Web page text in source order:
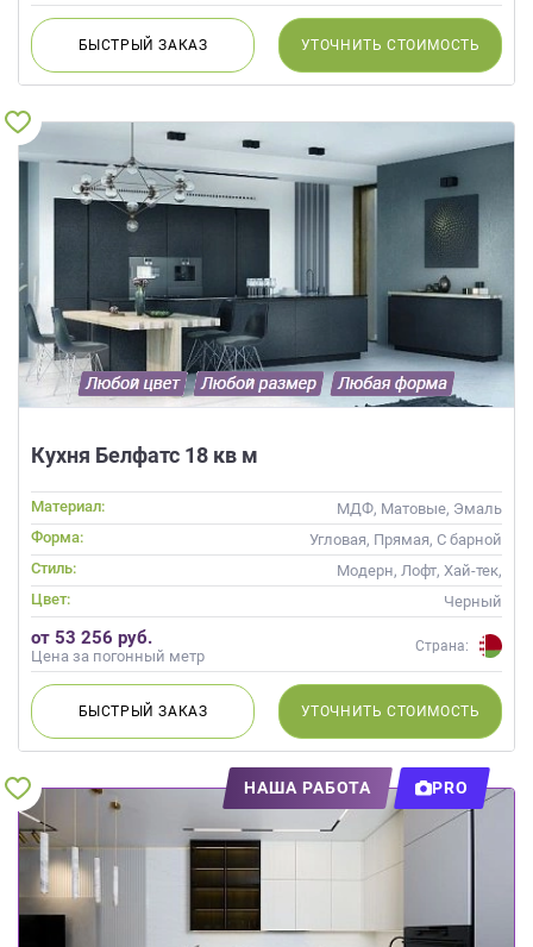
БЫСТРЫЙЗАКАЗ УТОЧНИТЬ СТОИМОСТЬ
Кухня Белфатс 18 кв м
Материал:
МДФ, Матовые, Эмаль
Форма:
Угловая, Прямая, С барной
стойкой
Стиль:
Модерн, Лофт, Хай-тек,
Современные
Цвет: Черный
от 53 256 руб.
Цена за погонный метр
Страна:
БЫСТРЫЙЗАКАЗ УТОЧНИТЬ СТОИМОСТЬ
НАША РАБОТА PRO